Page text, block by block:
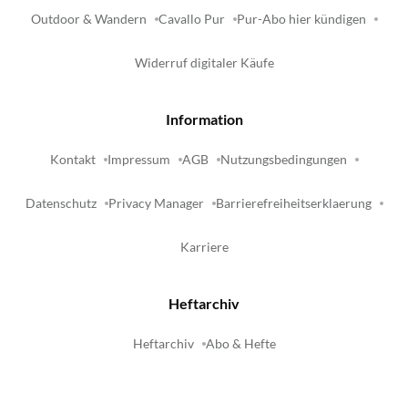
Outdoor & Wandern Cavallo Pur Pur-Abo hier kündigen
Widerruf digitaler Käufe
Information
Kontakt Impressum AGB Nutzungsbedingungen
Datenschutz Privacy Manager Barrierefreiheitserklaerung
Karriere
Heftarchiv
Heftarchiv Abo & Hefte